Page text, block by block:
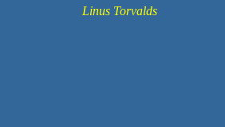
Linus Torvalds